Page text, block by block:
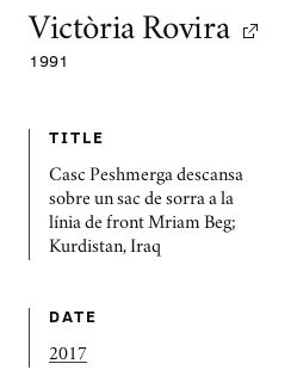
Victòria Rovira
1991
TITLE
Casc Peshmerga descansa
sobre un sac de sorra a la
línia de front Mriam Beg;
Kurdistan, Iraq
DATE
2017